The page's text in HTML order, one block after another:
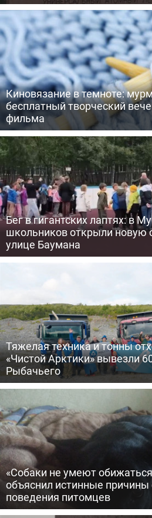
Киновязание в темноте:
бесплатный творческий
фильма
Бег в гигантских лаптях: в
школьников открыли новую
улице Баумана
Тяжелая техника и тонны
«Чистой Арктики» вывезли
Рыбачьего
«Собаки не умеют
объяснил истинные причины
поведения питомцев